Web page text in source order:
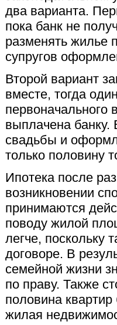
два варианта.
пока банк не
разменять жилье
супругов
Второй вариант
вместе, тогда
первоначального
выплачена банку.
свадьбы и
только половину
Ипотека после
возникновении
принимаются
поводу жилой
легче, поскольку
договоре. В
семейной жизни
по праву. Также
половина квартир
жилая